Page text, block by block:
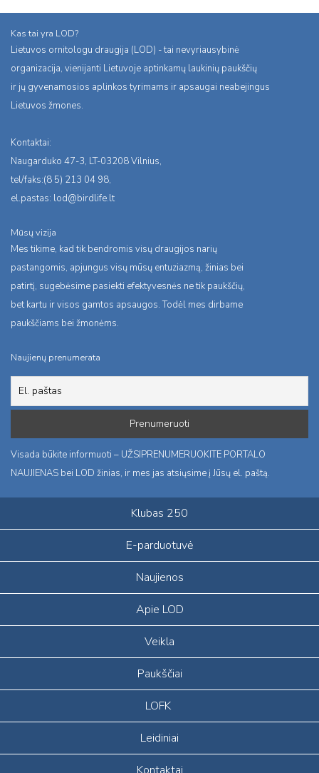
Kas tai yra LOD?
Lietuvos ornitologu draugija (LOD) - tai nevyriausybinė
organizacija, vienijanti Lietuvoje aptinkamų laukinių paukščių
ir jų gyvenamosios aplinkos tyrimams ir apsaugai neabejingus
Lietuvos žmones.
Kontaktai:
Naugarduko 47-3, LT-03208 Vilnius,
tel/faks:(8 5) 213 04 98,
el.pastas: lod@birdlife.lt
Mūsų vizija
Mes tikime, kad tik bendromis visų draugijos narių
pastangomis, apjungus visų mūsų entuziazmą, žinias bei
patirtį, sugebėsime pasiekti efektyvesnės ne tik paukščių,
bet kartu ir visos gamtos apsaugos. Todėl mes dirbame
paukščiams bei žmonėms.
Naujienų prenumerata
Visada būkite informuoti – UŽSIPRENUMERUOKITE PORTALO
NAUJIENAS bei LOD žinias, ir mes jas atsiųsime į Jūsų el. paštą.
Klubas 250
E-parduotuvė
Naujienos
Apie LOD
Veikla
Paukščiai
LOFK
Leidiniai